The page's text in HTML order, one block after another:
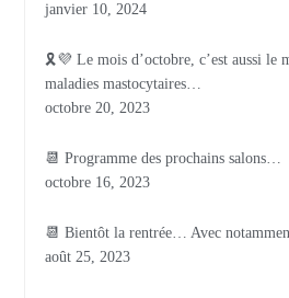
janvier 10, 2024
🎗💜 Le mois d’octobre, c’est aussi le
maladies mastocytaires…
octobre 20, 2023
📆 Programme des prochains salons…
octobre 16, 2023
📆 Bientôt la rentrée… Avec
août 25, 2023